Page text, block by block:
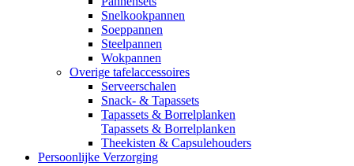
Snelkookpannen
Soeppannen
Steelpannen
Wokpannen
Overige tafelaccessoires
Serveerschalen
Snack- & Tapassets
Tapassets & Borrelplanken
Tapassets & Borrelplanken
Theekisten & Capsulehouders
Persoonlijke Verzorging